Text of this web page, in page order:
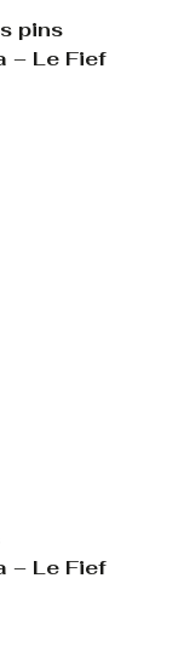
pins
– Le Fief
– Le Fief